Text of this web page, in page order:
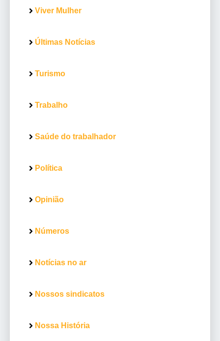
Viver Mulher
Últimas Notícias
Turismo
Trabalho
Saúde do trabalhador
Política
Opinião
Números
Notícias no ar
Nossos sindicatos
Nossa História